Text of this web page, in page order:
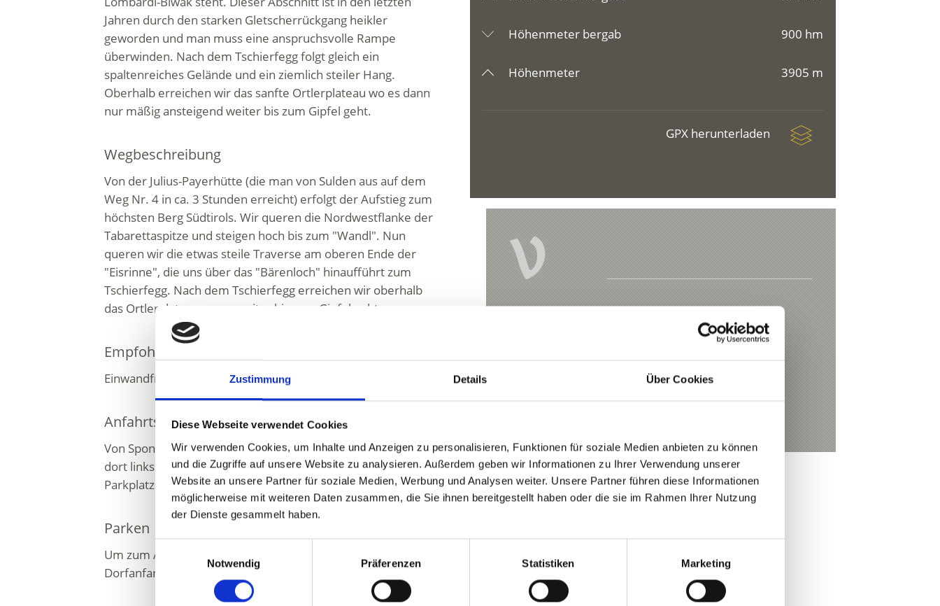
Zustimmung Details Über Cookies
Diese Webseite verwendet Cookies
Wir verwenden Cookies, um Inhalte und Anzeigen zu personalisieren, Funktionen für soziale Medien anbieten zu können
und die Zugriffe auf unsere Website zu analysieren. Außerdem geben wir Informationen zu Ihrer Verwendung unserer
Website an unsere Partner für soziale Medien, Werbung und Analysen weiter. Unsere Partner führen diese Informationen
möglicherweise mit weiteren Daten zusammen, die Sie ihnen bereitgestellt haben oder die sie im Rahmen Ihrer Nutzung
der Dienste gesammelt haben.
Notwendig
Präferenzen Statistiken Marketing
Jahren durch den starken Gletscherrückgang heikler
geworden und man muss eine anspruchsvolle Rampe
überwinden. Nach dem Tschierfegg folgt gleich ein
spaltenreiches Gelände und ein ziemlich steiler Hang.
Oberhalb erreichen wir das sanfte Ortlerplateau wo es dann
nur mäßig ansteigend weiter bis zum Gipfel geht.
Wegbeschreibung
Von der Julius-Payerhütte (die man von Sulden aus auf dem
Weg Nr. 4 in ca. 3 Stunden erreicht) erfolgt der Aufstieg zum
höchsten Berg Südtirols. Wir queren die Nordwestflanke der
Tabarettaspitze und steigen hoch bis zum "Wandl". Nun
queren wir die etwas steile Traverse am oberen Ende der
"Eisrinne", die uns über das "Bärenloch" hinaufführt zum
Tschierfegg. Nach dem Tschierfegg erreichen wir oberhalb
das Ortlerplateau wo es weiter bis zum Gipfel geht.
Empfohlene Ausrüstung
Einwandfreie Kletter-und Eiskletterausrüstung!
Anfahrtsbeschreibung
Von Spondinig über die Stilfserjochstraße SS 38 bis Gomagoi,
dort links nach Sulden. Von Spondinig bis nach Sulden zum
Parkplatz sind es ca. 20 km.
Parken
Um zum Ausgangspunkt zu gelangen, ist der Parkplatz am
Dorfanfang hinter dem Hotel Bambi am geeignetsten.
Höhenmeter bergab 900 hm
Höhenmeter 3905 m
GPX herunterladen
V
Hauptstraße 23